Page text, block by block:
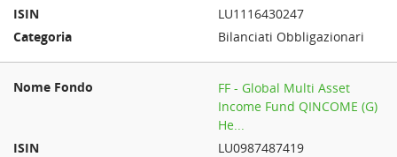
LU1116430247
Bilanciati Obbligazionari
FF - Global Multi Asset
Income Fund QINCOME (G)
He...
LU0987487419